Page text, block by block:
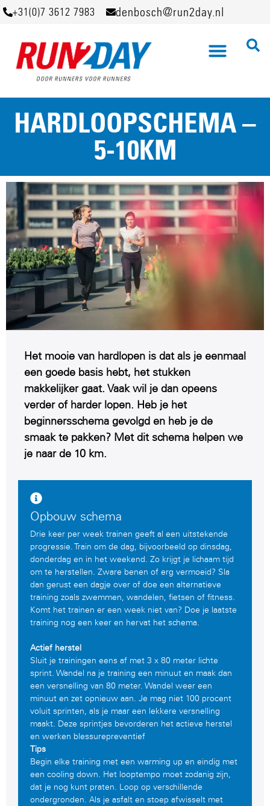
+31(0)7 3612 7983 denbosch@run2day.nl
HARDLOOPSCHEMA –
5-10KM
Het mooie van hardlopen is dat als je eenmaal
een goede basis hebt, het stukken
makkelijker gaat. Vaak wil je dan opeens
verder of harder lopen. Heb je het
beginnersschema gevolgd en heb je de
smaak te pakken? Met dit schema helpen we
je naar de 10 km.
Opbouw schema
Drie keer per week trainen geeft al een uitstekende
progressie. Train om de dag, bijvoorbeeld op dinsdag,
donderdag en in het weekend. Zo krijgt je lichaam tijd
om te herstellen. Zware benen of erg vermoeid? Sla
dan gerust een dagje over of doe een alternatieve
training zoals zwemmen, wandelen, fietsen of fitness.
Komt het trainen er een week niet van? Doe je laatste
training nog een keer en hervat het schema.
Actief herstel
Sluit je trainingen eens af met 3 x 80 meter lichte
sprint. Wandel na je training een minuut en maak dan
een versnelling van 80 meter. Wandel weer een
minuut en zet opnieuw aan. Je mag niet 100 procent
voluit sprinten, als je maar een lekkere versnelling
maakt. Deze sprintjes bevorderen het actieve herstel
en werken blessurepreventief
Tips
Begin elke training met een warming up en eindig met
een cooling down. Het looptempo moet zodanig zijn,
dat je nog kunt praten. Loop op verschillende
ondergronden. Als je asfalt en stoep afwisselt met